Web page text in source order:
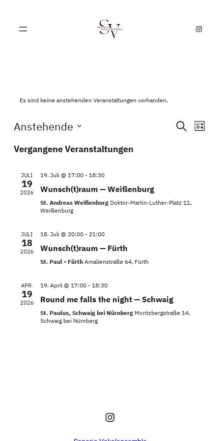
Instagram
Es sind keine anstehenden Veranstaltungen vorhanden.
SucheListe
Anstehende
wählen.
Vergangene Veranstaltungen
JULI
19
2026
19. Juli @ 17:00- 18:30
Wunsch(t)raum — Weißenburg
St. Andreas Weißenburg Doktor-Martin-Luther-Platz 11,
Weißenburg
JULI
18
2026
18. Juli @ 20:00- 21:00
Wunsch(t)raum — Fürth
St. Paul - Fürth Amalienstraße 64, Fürth
APR.
19
2026
19. April @ 17:00- 18:30
Round me falls the night — Schwaig
St. Paulus, Schwaig bei Nürnberg Moritzbergstraße 14,
Schwaig bei Nürnberg
Instagram